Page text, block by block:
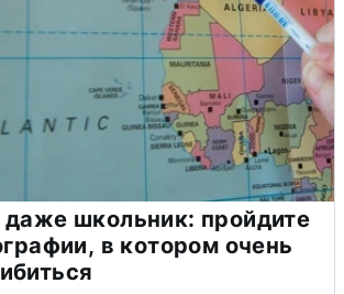
даже школьник: пройдите
в котором очень